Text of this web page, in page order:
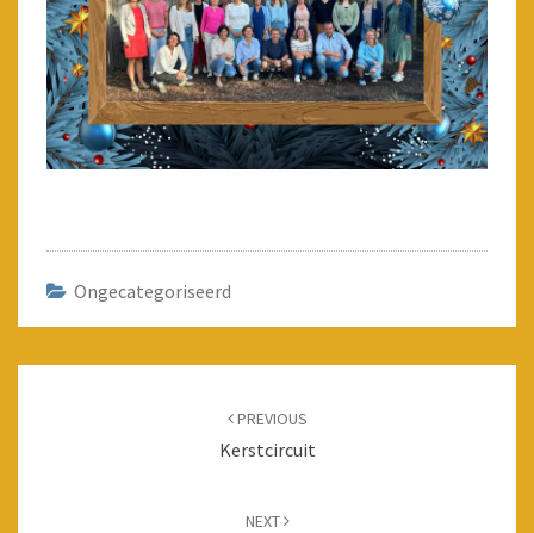
Ongecategoriseerd
PREVIOUS
Kerstcircuit
NEXT